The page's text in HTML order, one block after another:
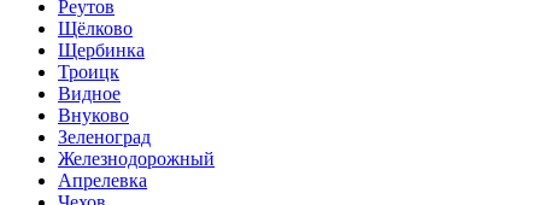
Реутов
Щёлково
Щербинка
Троицк
Видное
Внуково
Зеленоград
Железнодорожный
Апрелевка